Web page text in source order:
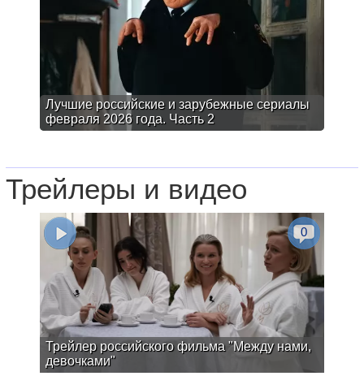
Лучшие российские и зарубежные сериалы
февраля 2026 года. Часть 2
Трейлеры и видео
Трейлер российского фильма "Между нами,
девочками"
0